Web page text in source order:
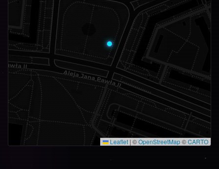
Leaflet | ©OpenStreetMap©CARTO